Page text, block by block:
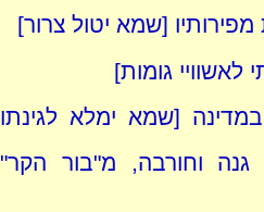
[שמא יטול צרור]
גומות]
[שמא ימלא לגינתו
גנה וחורבה, מ"בור הקר"